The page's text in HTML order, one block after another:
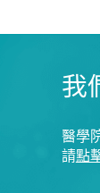
我
醫學
請點